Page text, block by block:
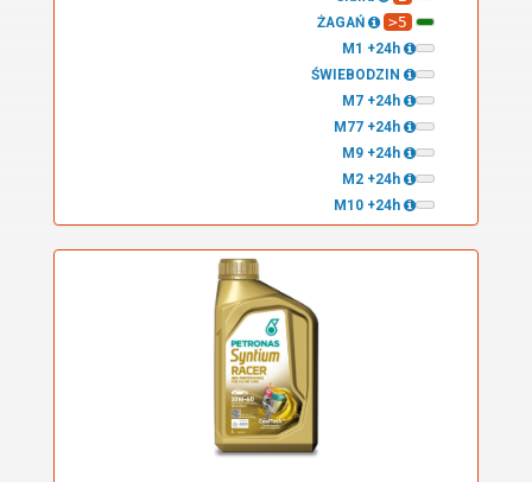
ŻAGAŃ >5
M1 +24h
ŚWIEBODZIN
M7 +24h
M77 +24h
M9 +24h
M2 +24h
M10 +24h